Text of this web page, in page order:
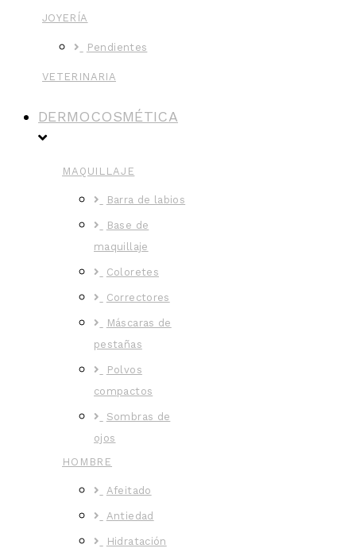
JOYERÍA
Pendientes
VETERINARIA
DERMOCOSMÉTICA
MAQUILLAJE
Barra de labios
Base de
maquillaje
Coloretes
Correctores
Máscaras de
pestañas
Polvos
compactos
Sombras de
ojos
HOMBRE
Afeitado
Antiedad
Hidratación